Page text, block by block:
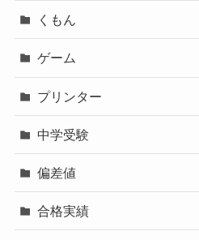
くもん
ゲーム
プリンター
中学受験
偏差値
合格実績